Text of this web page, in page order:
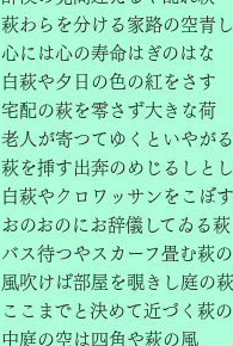
萩わらを分ける家路の空青し
心には心の寿命はぎのはな
白萩や夕日の色の紅をさす
宅配の萩を零さず大きな荷
老人が寄つてゆくといやが
萩を挿す出奔のめじるしと
白萩やクロワッサンをこぼ
おのおのにお辞儀してゐる
バス待つやスカーフ畳む萩
風吹けば部屋を覗きし庭の萩
ここまでと決めて近づく萩
中庭の空は四角や萩の風